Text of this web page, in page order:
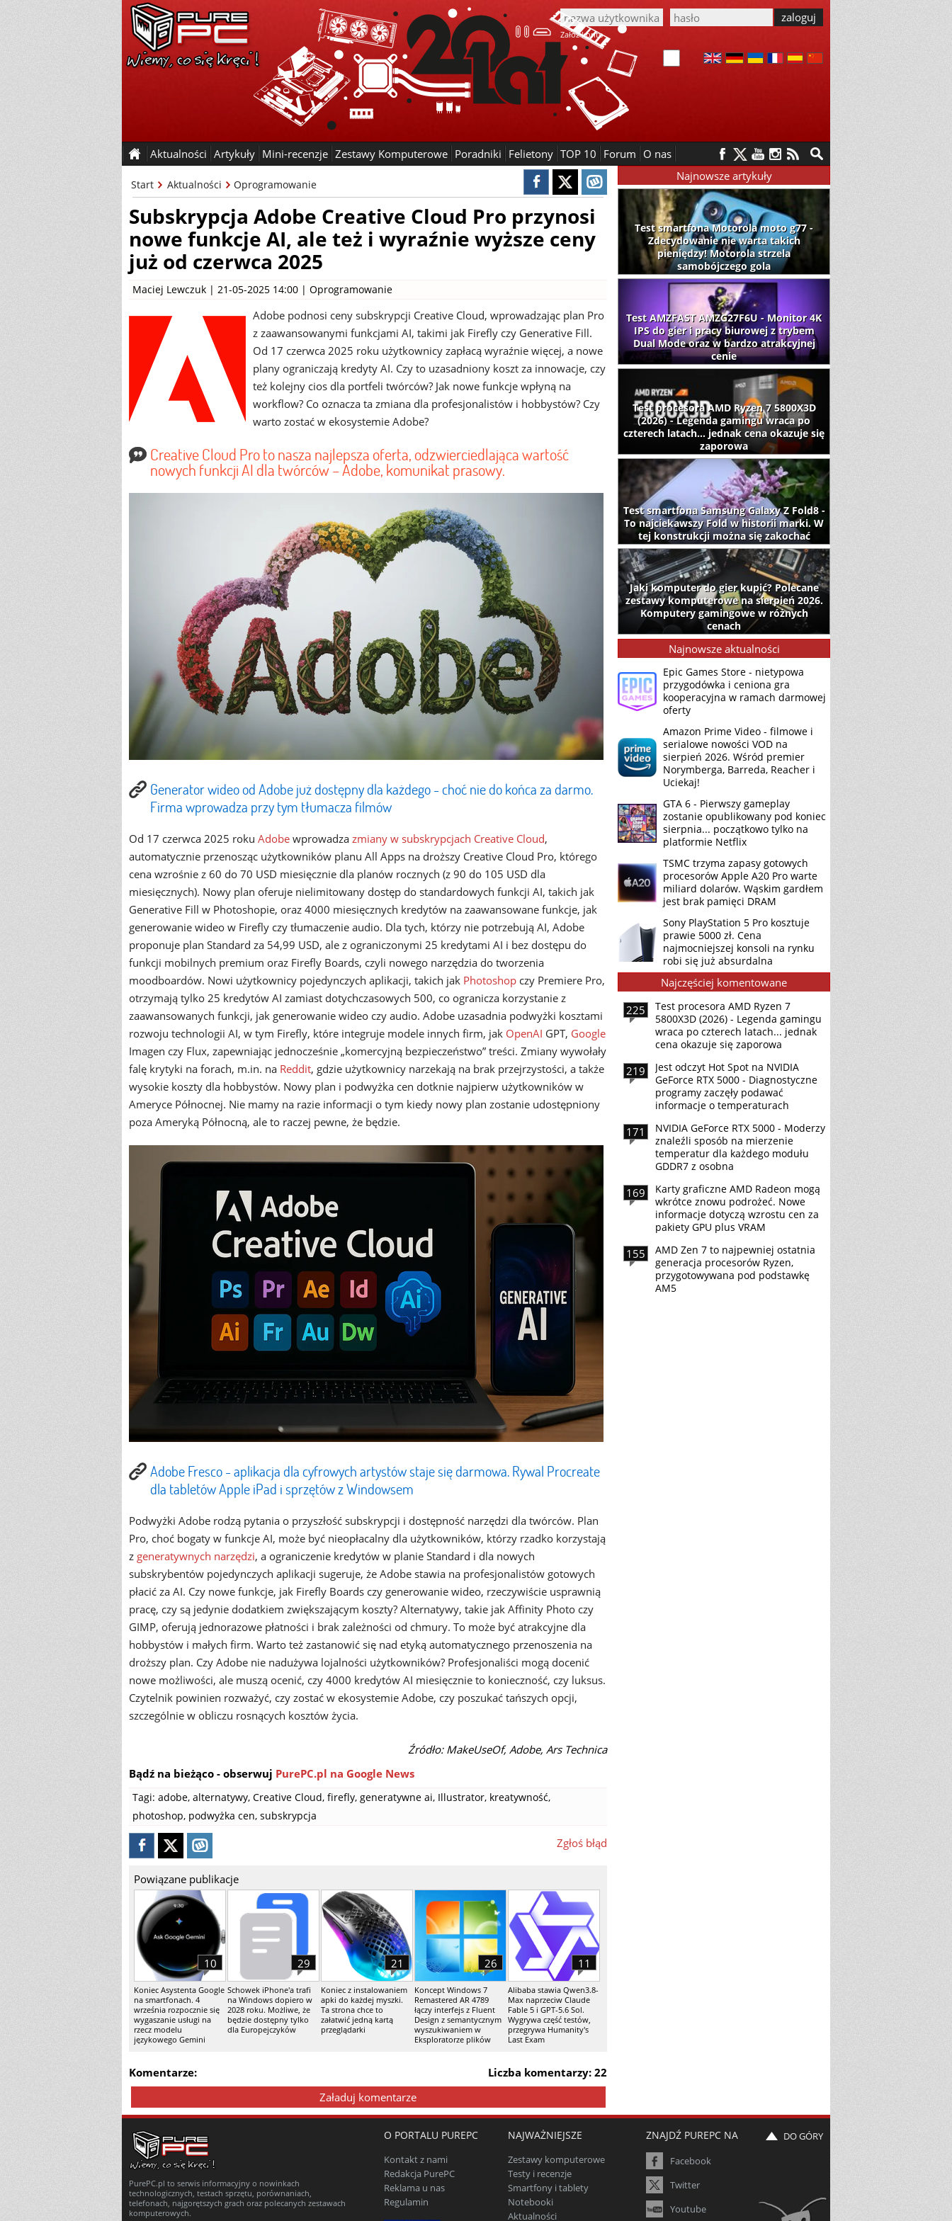
Załóż konto
Aktualności Artykuły Mini-recenzje Zestawy Komputerowe Poradniki Felietony TOP 10 Forum O nas
Start Aktualności Oprogramowanie
Subskrypcja Adobe Creative Cloud Pro przynosi
nowe funkcje AI, ale też i wyraźnie wyższe ceny
już od czerwca 2025
Maciej Lewczuk | 21-05-2025 14:00 | Oprogramowanie
Adobe podnosi ceny subskrypcji Creative Cloud, wprowadzając plan Pro
z zaawansowanymi funkcjami AI, takimi jak Firefly czy Generative Fill.
Od 17 czerwca 2025 roku użytkownicy zapłacą wyraźnie więcej, a nowe
plany ograniczają kredyty AI. Czy to uzasadniony koszt za innowacje, czy
też kolejny cios dla portfeli twórców? Jak nowe funkcje wpłyną na
workflow? Co oznacza ta zmiana dla profesjonalistów i hobbystów? Czy
warto zostać w ekosystemie Adobe?
Creative Cloud Pro to nasza najlepsza oferta, odzwierciedlająca wartość
nowych funkcji AI dla twórców – Adobe, komunikat prasowy.
Generator wideo od Adobe już dostępny dla każdego - choć nie do końca za darmo.
Firma wprowadza przy tym tłumacza filmów
Od 17 czerwca 2025 roku Adobe wprowadza zmiany w subskrypcjach Creative Cloud,
automatycznie przenosząc użytkowników planu All Apps na droższy Creative Cloud Pro, którego
cena wzrośnie z 60 do 70 USD miesięcznie dla planów rocznych (z 90 do 105 USD dla
miesięcznych). Nowy plan oferuje nielimitowany dostęp do standardowych funkcji AI, takich jak
Generative Fill w Photoshopie, oraz 4000 miesięcznych kredytów na zaawansowane funkcje, jak
generowanie wideo w Firefly czy tłumaczenie audio. Dla tych, którzy nie potrzebują AI, Adobe
proponuje plan Standard za 54,99 USD, ale z ograniczonymi 25 kredytami AI i bez dostępu do
funkcji mobilnych premium oraz Firefly Boards, czyli nowego narzędzia do tworzenia
moodboardów. Nowi użytkownicy pojedynczych aplikacji, takich jak Photoshop czy Premiere Pro,
otrzymają tylko 25 kredytów AI zamiast dotychczasowych 500, co ogranicza korzystanie z
zaawansowanych funkcji, jak generowanie wideo czy audio. Adobe uzasadnia podwyżki kosztami
rozwoju technologii AI, w tym Firefly, które integruje modele innych firm, jak OpenAI GPT, Google
Imagen czy Flux, zapewniając jednocześnie „komercyjną bezpieczeństwo” treści. Zmiany wywołały
falę krytyki na forach, m.in. na Reddit, gdzie użytkownicy narzekają na brak przejrzystości, a także
wysokie koszty dla hobbystów. Nowy plan i podwyżka cen dotknie najpierw użytkowników w
Ameryce Północnej. Nie mamy na razie informacji o tym kiedy nowy plan zostanie udostępniony
poza Ameryką Północną, ale to raczej pewne, że będzie.
Adobe Fresco - aplikacja dla cyfrowych artystów staje się darmowa. Rywal Procreate
dla tabletów Apple iPad i sprzętów z Windowsem
Podwyżki Adobe rodzą pytania o przyszłość subskrypcji i dostępność narzędzi dla twórców. Plan
Pro, choć bogaty w funkcje AI, może być nieopłacalny dla użytkowników, którzy rzadko korzystają
z generatywnych narzędzi, a ograniczenie kredytów w planie Standard i dla nowych
subskrybentów pojedynczych aplikacji sugeruje, że Adobe stawia na profesjonalistów gotowych
płacić za AI. Czy nowe funkcje, jak Firefly Boards czy generowanie wideo, rzeczywiście usprawnią
pracę, czy są jedynie dodatkiem zwiększającym koszty? Alternatywy, takie jak Affinity Photo czy
GIMP, oferują jednorazowe płatności i brak zależności od chmury. To może być atrakcyjne dla
hobbystów i małych firm. Warto też zastanowić się nad etyką automatycznego przenoszenia na
droższy plan. Czy Adobe nie nadużywa lojalności użytkowników? Profesjonaliści mogą docenić
nowe możliwości, ale muszą ocenić, czy 4000 kredytów AI miesięcznie to konieczność, czy luksus.
Czytelnik powinien rozważyć, czy zostać w ekosystemie Adobe, czy poszukać tańszych opcji,
szczególnie w obliczu rosnących kosztów życia.
Źródło: MakeUseOf, Adobe, Ars Technica
Bądź na bieżąco - obserwuj PurePC.pl na Google News
Tagi: adobe, alternatywy, Creative Cloud, firefly, generatywne ai, Illustrator, kreatywność,
photoshop, podwyżka cen, subskrypcja
Zgłoś błąd
Powiązane publikacje
Koniec Asystenta Google
na smartfonach. 4
września rozpocznie się
wygaszanie usługi na
rzecz modelu
językowego Gemini
10
Schowek iPhone'a trafi
na Windows dopiero w
2028 roku. Możliwe, że
będzie dostępny tylko
dla Europejczyków
29
Koniec z instalowaniem
apki do każdej myszki.
Ta strona chce to
załatwić jedną kartą
przeglądarki
21
Koncept Windows 7
Remastered AR 4789
łączy interfejs z Fluent
Design z semantycznym
wyszukiwaniem w
Eksploratorze plików
26
Alibaba stawia Qwen3.8-
Max naprzeciw Claude
Fable 5 i GPT-5.6 Sol.
Wygrywa część testów,
przegrywa Humanity's
Last Exam
11
Liczba komentarzy: 22
Komentarze:
Załaduj komentarze
Najnowsze artykuły
Test smartfona Motorola moto g77 -
Zdecydowanie nie warta takich
pieniędzy! Motorola strzela
samobójczego gola
Test AMZFAST AMZG27F6U - Monitor 4K
IPS do gier i pracy biurowej z trybem
Dual Mode oraz w bardzo atrakcyjnej
cenie
Test procesora AMD Ryzen 7 5800X3D
(2026) - Legenda gamingu wraca po
czterech latach... jednak cena okazuje się
zaporowa
Test smartfona Samsung Galaxy Z Fold8 -
To najciekawszy Fold w historii marki. W
tej konstrukcji można się zakochać
Jaki komputer do gier kupić? Polecane
zestawy komputerowe na sierpień 2026.
Komputery gamingowe w różnych
cenach
Najnowsze aktualności
Epic Games Store - nietypowa
przygodówka i ceniona gra
kooperacyjna w ramach darmowej
oferty
Amazon Prime Video - filmowe i
serialowe nowości VOD na
sierpień 2026. Wśród premier
Norymberga, Barreda, Reacher i
Uciekaj!
GTA 6 - Pierwszy gameplay
zostanie opublikowany pod koniec
sierpnia... początkowo tylko na
platformie Netflix
TSMC trzyma zapasy gotowych
procesorów Apple A20 Pro warte
miliard dolarów. Wąskim gardłem
jest brak pamięci DRAM
Sony PlayStation 5 Pro kosztuje
prawie 5000 zł. Cena
najmocniejszej konsoli na rynku
robi się już absurdalna
Najczęściej komentowane
225
Test procesora AMD Ryzen 7
5800X3D (2026) - Legenda gamingu
wraca po czterech latach... jednak
cena okazuje się zaporowa
219
Jest odczyt Hot Spot na NVIDIA
GeForce RTX 5000 - Diagnostyczne
programy zaczęły podawać
informacje o temperaturach
171
NVIDIA GeForce RTX 5000 - Moderzy
znaleźli sposób na mierzenie
temperatur dla każdego modułu
GDDR7 z osobna
169
Karty graficzne AMD Radeon mogą
wkrótce znowu podrożeć. Nowe
informacje dotyczą wzrostu cen za
pakiety GPU plus VRAM
155
AMD Zen 7 to najpewniej ostatnia
generacja procesorów Ryzen,
przygotowywana pod podstawkę
AM5
PurePC.pl to serwis informacyjny o nowinkach
technologicznych, testach sprzętu, porównaniach,
telefonach, najgorętszych grach oraz polecanych zestawach
komputerowych.
O PORTALU PUREPC
Kontakt z nami
Redakcja PurePC
Reklama u nas
Regulamin
NAJWAŻNIEJSZE
Zestawy komputerowe
Testy i recenzje
Smartfony i tablety
Notebooki
Aktualności
ZNAJDŹ PUREPC NA
Facebook
Twitter
Youtube
DO GÓRY